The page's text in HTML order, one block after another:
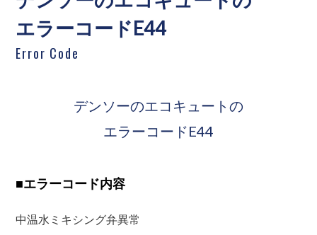
エラーコードE44
Error Code
デンソーのエコキュートの
エラーコードE44
■エラーコード内容
中温水ミキシング弁異常